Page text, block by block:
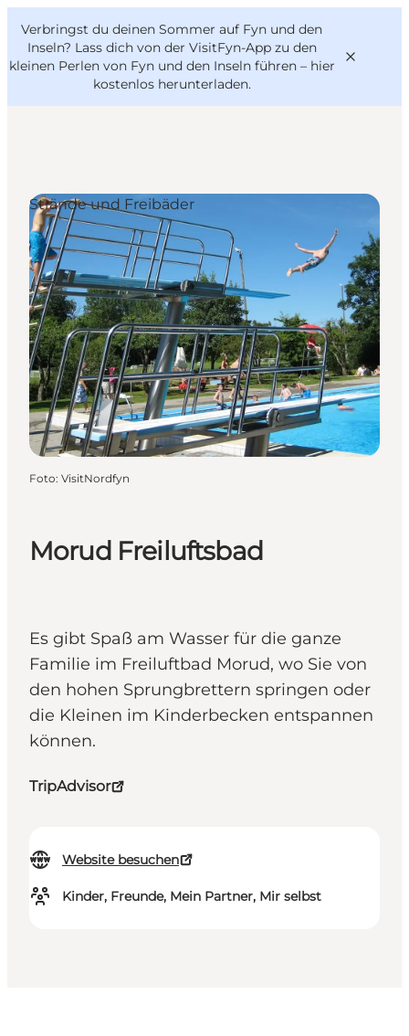
Verbringst du deinen Sommer auf Fyn und den
Inseln? Lass dich von der VisitFyn-App zu den
kleinen Perlen von Fyn und den Inseln führen – hier
kostenlos herunterladen.
Reise Ideen
Outdoor & bike
Essen & trinken
Übernachtung
VisitFyn
Deutsch
Morud Freiluftsbad
Es gibt Spaß am Wasser für die ganze
Familie im Freiluftbad Morud, wo Sie von
den hohen Sprungbrettern springen oder
die Kleinen im Kinderbecken entspannen
können.
TripAdvisor
Website besuchen
Kinder, Freunde, Mein Partner, Mir selbst
Strände und Freibäder
Foto: VisitNordfyn